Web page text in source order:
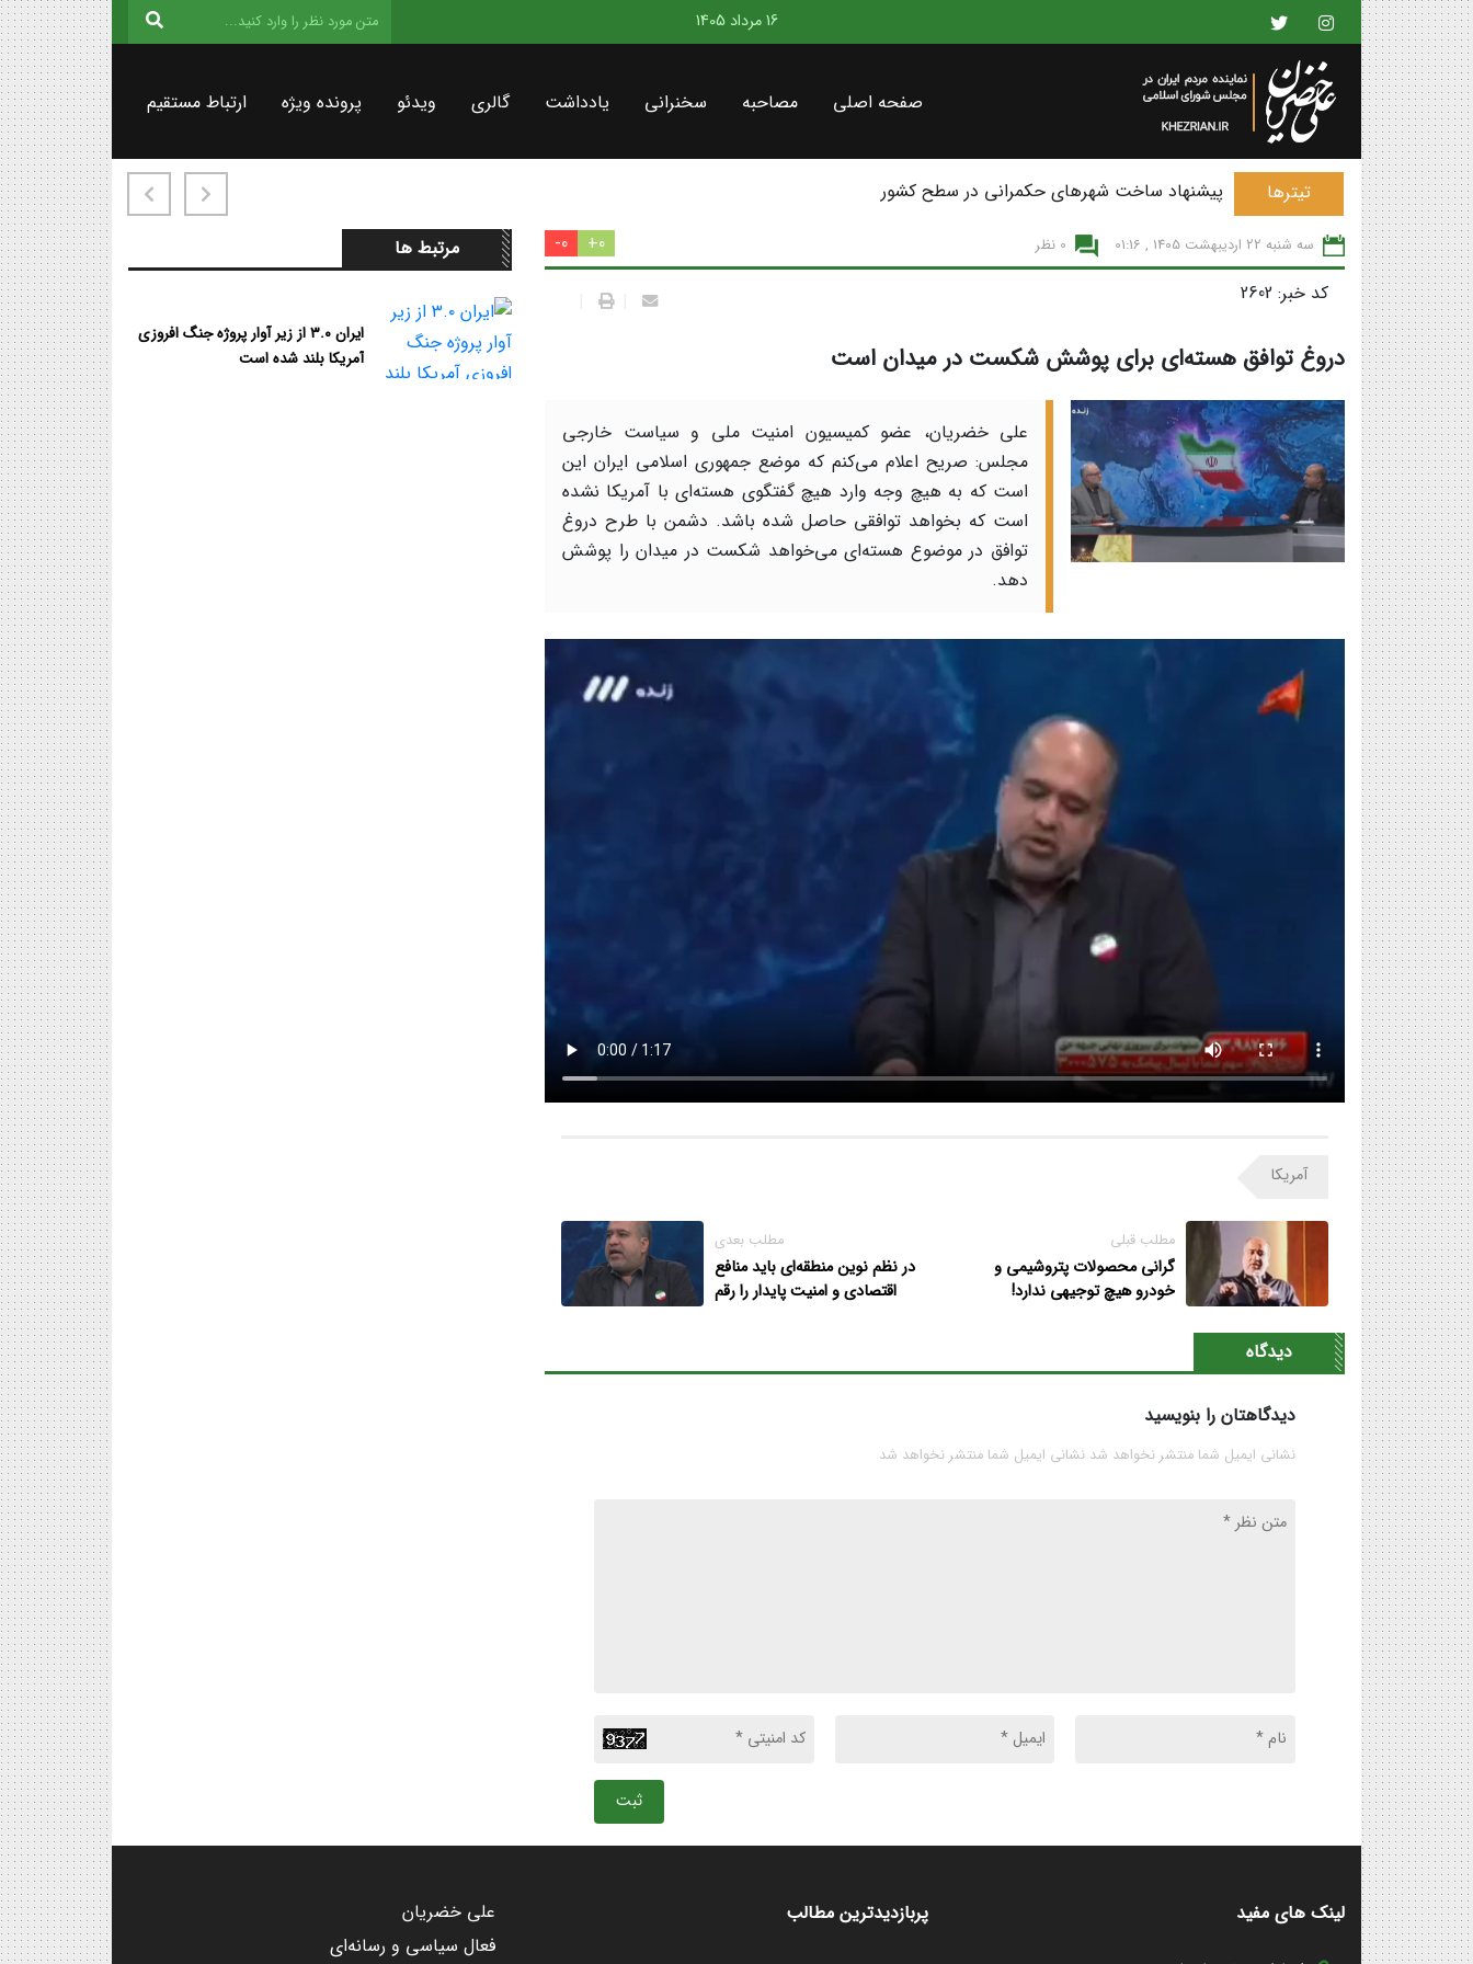
16 مرداد 1405
صفحه اصلی مصاحبه سخنرانی یادداشت گالری ویدئو پرونده ویژه ارتباط مستقیم
تیترها پیشنهاد ساخت شهرهای حکمرانی در سطح کشور
سه شنبه 22 ارديبهشت 1405 , 01:16 0 نظر 0+
0-
کد خبر: 2602
دروغ توافق هسته‌ای برای پوشش شکست در میدان است
علی خضریان، عضو کمیسیون امنیت ملی و سیاست خارجی
مجلس: صریح اعلام می‌کنم که موضع جمهوری اسلامی ایران این
است که به هیچ وجه وارد هیچ گفتگوی هسته‌ای با آمریکا نشده
است که بخواهد توافقی حاصل شده باشد. دشمن با طرح دروغ
توافق در موضوع هسته‌ای می‌خواهد شکست در میدان را پوشش
دهد.
آمریکا
مطلب قبلی
گرانی محصولات پتروشیمی و
خودرو هیچ توجیهی ندارد!
مطلب بعدی
در نظم نوین منطقه‌ای باید منافع
اقتصادی و امنیت پایدار را رقم
دیدگاه
دیدگاهتان را بنویسید
نشانی ایمیل شما منتشر نخواهد شد نشانی ایمیل شما منتشر نخواهد شد
ثبت
مرتبط ها
ایران ۳.۰ از زیر آوار پروژه جنگ افروزی
آمریکا بلند شده است
لینک های مفید پربازدیدترین مطالب
علی خضریان
فعال سیاسی و رسانه‌ای